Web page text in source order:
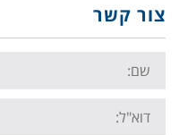
צור קשר
Name:
Email: